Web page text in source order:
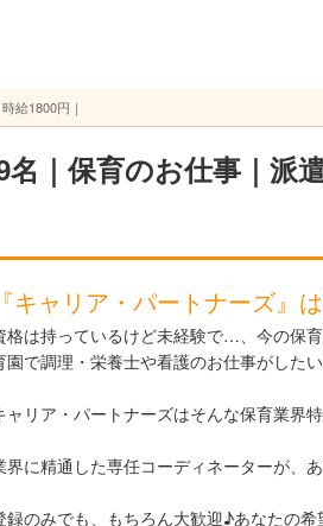
給1800円｜
｜保育のお仕事｜派遣
『キャリア・パートナーズ』
格は持っているけど未経験で…、今の保
園で調理・栄養士や看護のお仕事がした
ャリア・パートナーズはそんな保育業界
界に精通した専任コーディネーターが、
録のみでも、もちろん大歓迎♪あなたの希